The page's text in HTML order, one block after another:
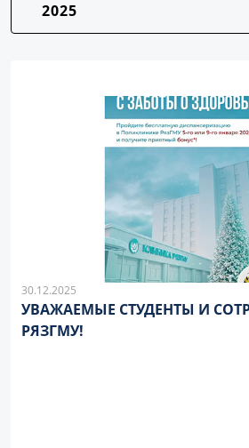
2025
30.12.2025
УВАЖАЕМЫЕ СТУДЕНТЫ И
РЯЗГМУ!